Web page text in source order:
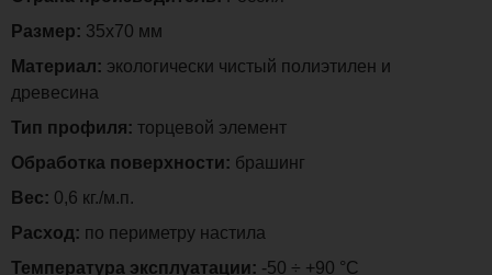
Размер: 35х70 мм
Материал: экологически чистый полиэтилен и
древесина
Тип профиля: торцевой элемент
Обработка поверхности: брашинг
Вес: 0,6 кг./м.п.
Расход: по периметру настила
Температура эксплуатации: -50 ÷ +90 °C